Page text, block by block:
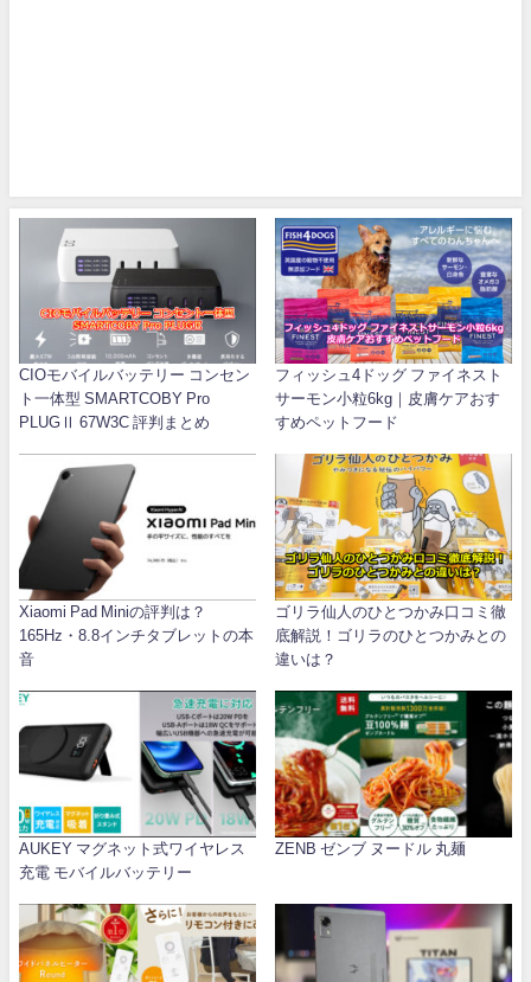
CIOモバイルバッテリー コンセン
ト一体型 SMARTCOBY Pro
PLUGⅡ 67W3C 評判まとめ
フィッシュ4ドッグ ファイネスト
サーモン小粒6kg｜皮膚ケアおす
すめペットフード
Xiaomi Pad Miniの評判は？
165Hz・8.8インチタブレットの本
音
ゴリラ仙人のひとつかみ口コミ徹
底解説！ゴリラのひとつかみとの
違いは？
AUKEY マグネット式ワイヤレス
充電 モバイルバッテリー
ZENB ゼンブ ヌードル 丸麺